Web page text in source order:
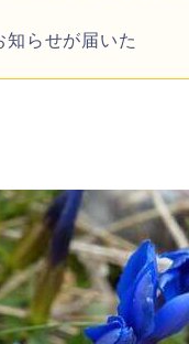
知らせが届いた